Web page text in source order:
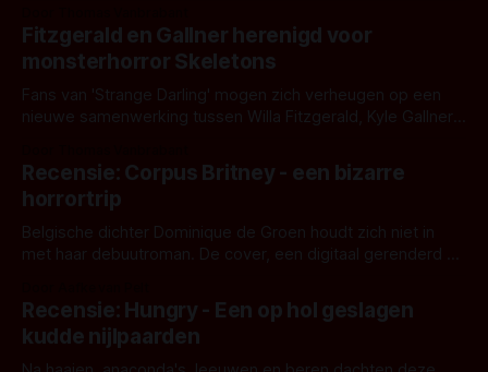
kille stijl vol folklore en mythe. Het topic deze keer is (kon
het het al raden?)... de weerwolf. Kijk je mee?
Fitzgerald en Gallner herenigd voor
monsterhorror Skeletons
Fans van 'Strange Darling' mogen zich verheugen op een
nieuwe samenwerking tussen Willa Fitzgerald, Kyle Gallner
'Skeletons', een nieuwe creature feature waarvoor de
opnames zijn gestart in Australië.
Recensie: Corpus Britney - een bizarre
horrortrip
Belgische dichter Dominique de Groen houdt zich niet in
met haar debuutroman. De cover, een digitaal gerenderd en
achtergrond, belooft iets kleurrijks maar onheilspellends,
iets ongrijpbaars. En dat maakt De Groen met ieder woord
waar.
Recensie: Hungry - Een op hol geslagen
kudde nijlpaarden